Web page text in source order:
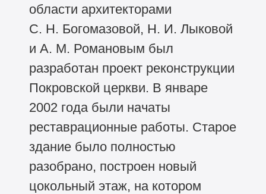
области архитекторами
С. Н. Богомазовой, Н. И. Лыковой
и А. М. Романовым был
разработан проект реконструкции
Покровской церкви. В январе
2002 года были начаты
реставрационные работы. Старое
здание было полностью
разобрано, построен новый
цокольный этаж, на котором